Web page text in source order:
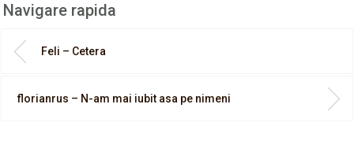
Navigare rapida
Feli – Cetera
florianrus – N-am mai iubit asa pe nimeni